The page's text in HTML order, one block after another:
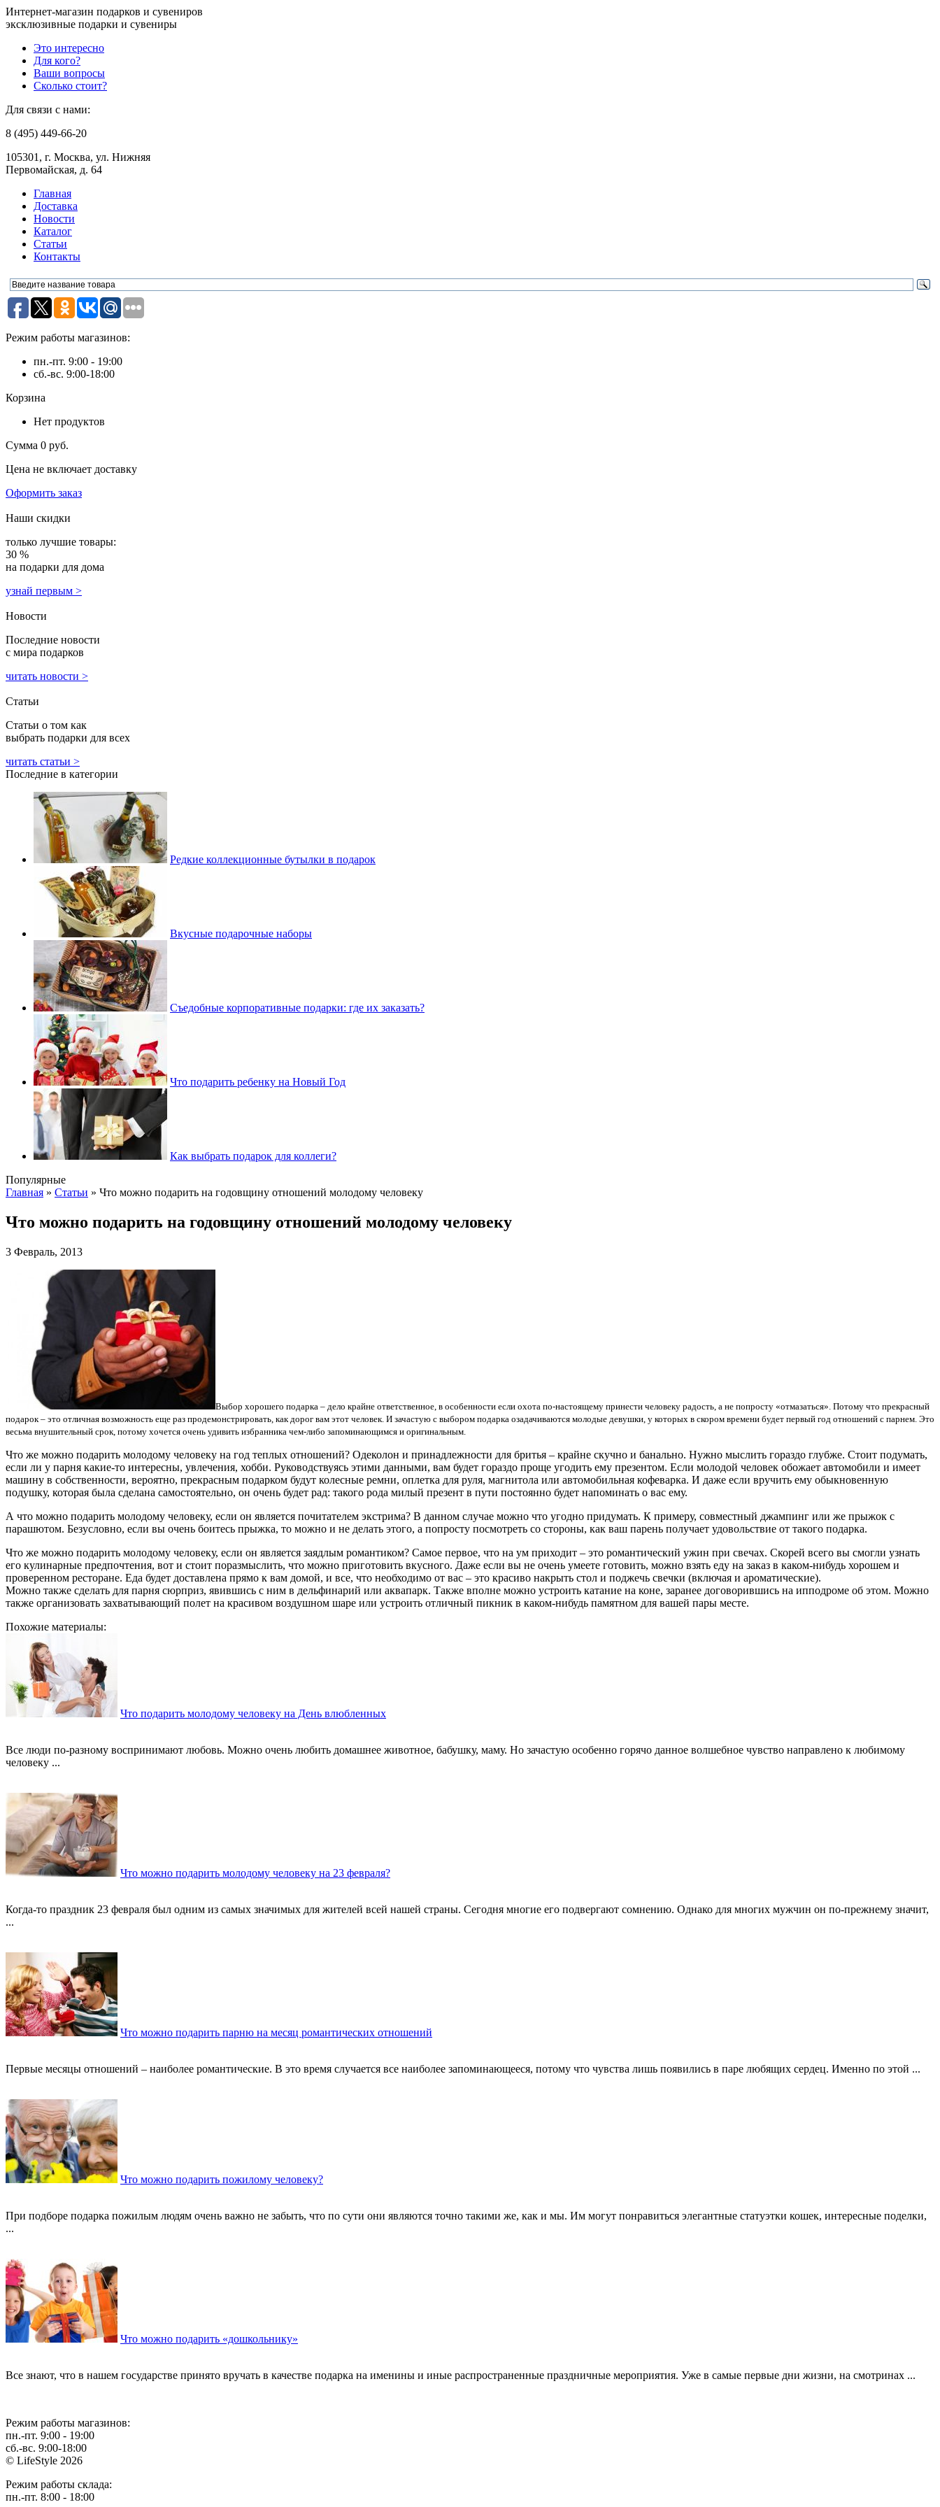
Интернет-магазин подарков и сувениров
эксклюзивные подарки и сувениры
Это интересно
Для кого?
Ваши вопросы
Сколько стоит?
Для связи с нами:
8 (495) 449-66-20
105301, г. Москва, ул. Нижняя
Первомайская, д. 64
Главная
Доставка
Новости
Каталог
Статьи
Контакты
Режим работы магазинов:
пн.-пт. 9:00 - 19:00
сб.-вс. 9:00-18:00
Корзина
Нет продуктов
Сумма 0 руб.
Цена не включает доставку
Оформить заказ
Наши скидки
только лучшие товары:
30 %
на подарки для дома
узнай первым >
Новости
Последние новости
с мира подарков
читать новости >
Статьи
Статьи о том как
выбрать подарки для всех
читать статьи >
Последние в категории
Редкие коллекционные бутылки в подарок
Вкусные подарочные наборы
Съедобные корпоративные подарки: где их заказать?
Что подарить ребенку на Новый Год
Как выбрать подарок для коллеги?
Популярные
Главная » Статьи » Что можно подарить на годовщину отношений молодому человеку
Что можно подарить на годовщину отношений молодому человеку
3 Февраль, 2013
Выбор хорошего подарка – дело крайне ответственное, в особенности если охота по-настоящему принести человеку радость, а не попросту «отмазаться». Потому что прекрасный
подарок – это отличная возможность еще раз продемонстрировать, как дорог вам этот человек. И зачастую с выбором подарка озадачиваются молодые девушки, у которых в скором времени будет первый год отношений с парнем. Это
весьма внушительный срок, потому хочется очень удивить избранника чем-либо запоминающимся и оригинальным.
Что же можно подарить молодому человеку на год теплых отношений? Одеколон и принадлежности для бритья – крайне скучно и банально. Нужно мыслить гораздо глубже. Стоит подумать,
если ли у парня какие-то интересны, увлечения, хобби. Руководствуясь этими данными, вам будет гораздо проще угодить ему презентом. Если молодой человек обожает автомобили и имеет
машину в собственности, вероятно, прекрасным подарком будут колесные ремни, оплетка для руля, магнитола или автомобильная кофеварка. И даже если вручить ему обыкновенную
подушку, которая была сделана самостоятельно, он очень будет рад: такого рода милый презент в пути постоянно будет напоминать о вас ему.
А что можно подарить молодому человеку, если он является почитателем экстрима? В данном случае можно что угодно придумать. К примеру, совместный джампинг или же прыжок с
парашютом. Безусловно, если вы очень боитесь прыжка, то можно и не делать этого, а попросту посмотреть со стороны, как ваш парень получает удовольствие от такого подарка.
Что же можно подарить молодому человеку, если он является заядлым романтиком? Самое первое, что на ум приходит – это романтический ужин при свечах. Скорей всего вы смогли узнать
его кулинарные предпочтения, вот и стоит поразмыслить, что можно приготовить вкусного. Даже если вы не очень умеете готовить, можно взять еду на заказ в каком-нибудь хорошем и
проверенном ресторане. Еда будет доставлена прямо к вам домой, и все, что необходимо от вас – это красиво накрыть стол и поджечь свечки (включая и ароматические).
Можно также сделать для парня сюрприз, явившись с ним в дельфинарий или аквапарк. Также вполне можно устроить катание на коне, заранее договорившись на ипподроме об этом. Можно
также организовать захватывающий полет на красивом воздушном шаре или устроить отличный пикник в каком-нибудь памятном для вашей пары месте.
Похожие материалы:
Что подарить молодому человеку на День влюбленных
Все люди по-разному воспринимают любовь. Можно очень любить домашнее животное, бабушку, маму. Но зачастую особенно горячо данное волшебное чувство направлено к любимому
человеку ...
Что можно подарить молодому человеку на 23 февраля?
Когда-то праздник 23 февраля был одним из самых значимых для жителей всей нашей страны. Сегодня многие его подвергают сомнению. Однако для многих мужчин он по-прежнему значит,
...
Что можно подарить парню на месяц романтических отношений
Первые месяцы отношений – наиболее романтические. В это время случается все наиболее запоминающееся, потому что чувства лишь появились в паре любящих сердец. Именно по этой ...
Что можно подарить пожилому человеку?
При подборе подарка пожилым людям очень важно не забыть, что по сути они являются точно такими же, как и мы. Им могут понравиться элегантные статуэтки кошек, интересные поделки,
...
Что можно подарить «дошкольнику»
Все знают, что в нашем государстве принято вручать в качестве подарка на именины и иные распространенные праздничные мероприятия. Уже в самые первые дни жизни, на смотринах ...
Режим работы магазинов:
пн.-пт. 9:00 - 19:00
сб.-вс. 9:00-18:00
© LifeStyle 2026
Режим работы склада:
пн.-пт. 8:00 - 18:00